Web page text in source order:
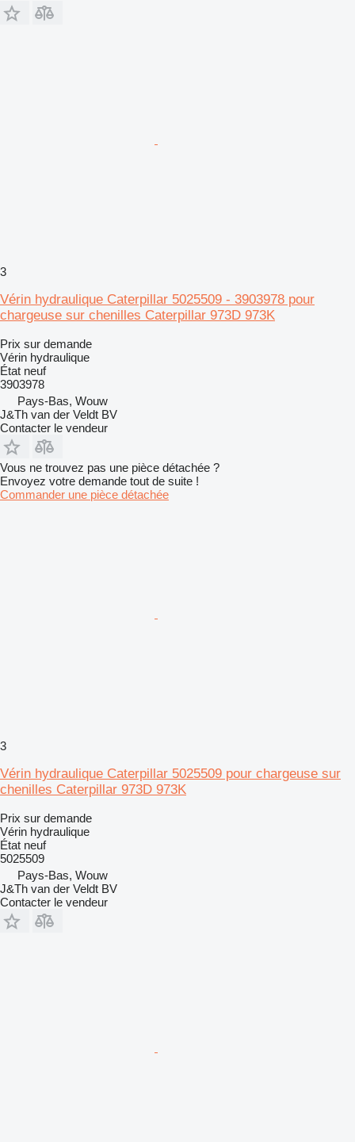
3
Vérin hydraulique Caterpillar 5025509 - 3903978 pour
chargeuse sur chenilles Caterpillar 973D 973K
Prix sur demande
Vérin hydraulique
État neuf
3903978
Pays-Bas, Wouw
J&Th van der Veldt BV
Contacter le vendeur
Vous ne trouvez pas une pièce détachée ?
Envoyez votre demande tout de suite !
Commander une pièce détachée
3
Vérin hydraulique Caterpillar 5025509 pour chargeuse sur
chenilles Caterpillar 973D 973K
Prix sur demande
Vérin hydraulique
État neuf
5025509
Pays-Bas, Wouw
J&Th van der Veldt BV
Contacter le vendeur